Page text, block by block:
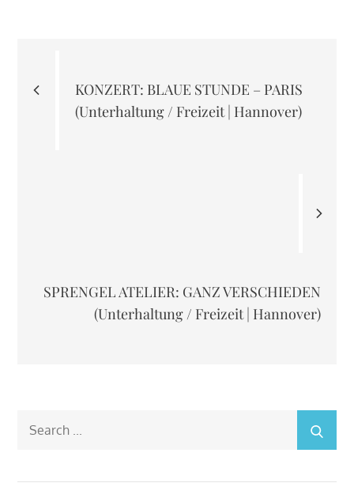
KONZERT: BLAUE STUNDE – PARIS
(Unterhaltung / Freizeit | Hannover)
SPRENGEL ATELIER: GANZ VERSCHIEDEN
(Unterhaltung / Freizeit | Hannover)